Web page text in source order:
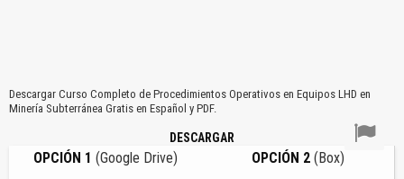
Descargar Curso Completo de Procedimientos Operativos en Equipos LHD en
Minería Subterránea Gratis en Español y PDF.
DESCARGAR
OPCIÓN 1 (Google Drive) OPCIÓN 2(Box)